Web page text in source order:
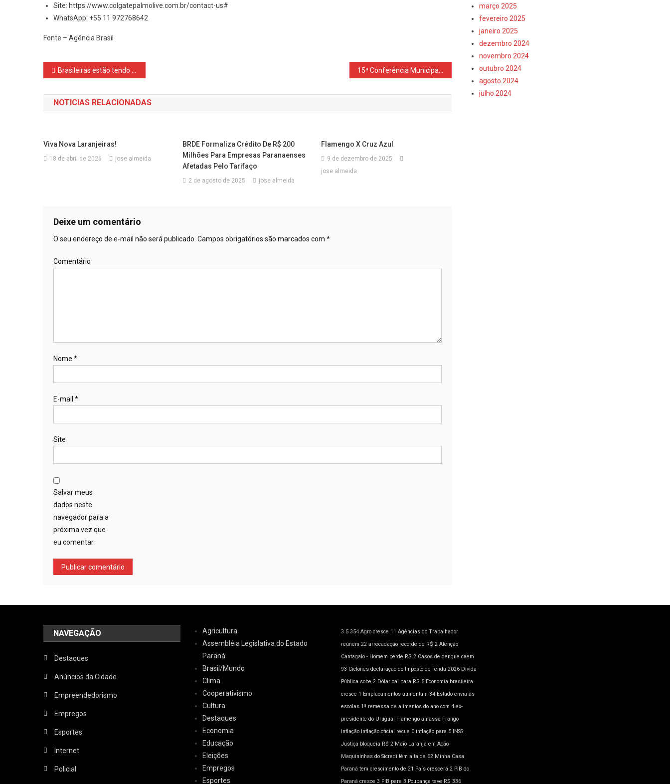
Site: https://www.colgatepalmolive.com.br/contact-us#
WhatsApp: +55 11 972768642
Fonte – Agência Brasil
Navegação
de
Post
Brasileiras estão tendo menos filhos e adiam maternidade, diz Censo
NOTICIAS RELACIONADAS
Viva Nova Laranjeiras!
18 de abril de 2026 jose almeida
BRDE Formaliza Crédito De R$ 200
Milhões Para Empresas Paranaenses
Afetadas Pelo Tarifaço
2 de agosto de 2025 jose almeida
Flamengo X Cruz Azul
9 de dezembro de 2025
jose almeida
Deixe um comentário
O seu endereço de e-mail não será publicado. Campos obrigatórios são marcados com *
Comentário
Nome *
E-mail *
Site
Salvar meus
dados neste
navegador para a
próxima vez que
eu comentar.
março 2025
fevereiro 2025
janeiro 2025
dezembro 2024
novembro 2024
outubro 2024
agosto 2024
julho 2024
NAVEGAÇÃO
Destaques
Anúncios da Cidade
Empreendedorismo
Empregos
Esportes
Internet
Policial
Agricultura
Assembléia Legislativa do Estado
Paraná
Brasil/Mundo
Clima
Cooperativismo
Cultura
Destaques
Economia
Educação
Eleições
Empregos
Esportes
3 5 354 Agro cresce 11 Agências do Trabalhador
reúnem 22 arrecadação recorde de R$ 2 Atenção
Cantagalo - Homem perde R$ 2 Casos de dengue caem
93 Ciclones declaração do Imposto de renda 2026 Dívida
Pública sobe 2 Dólar cai para R$ 5 Economia brasileira
cresce 1 Emplacamentos aumentam 34 Estado envia às
escolas 1ª remessa de alimentos do ano com 4 ex-
presidente do Uruguai Flamengo amassa Frango
Inflação Inflação oficial recua 0 inflação para 5 INSS:
Justiça bloqueia R$ 2 Maio Laranja em Ação
Maquininhas do Sicredi têm alta de 62 Minha Casa
Paraná tem crescimento de 21 País crescerá 2 PIB do
Paraná cresce 3 PIB para 3 Poupança teve R$ 336